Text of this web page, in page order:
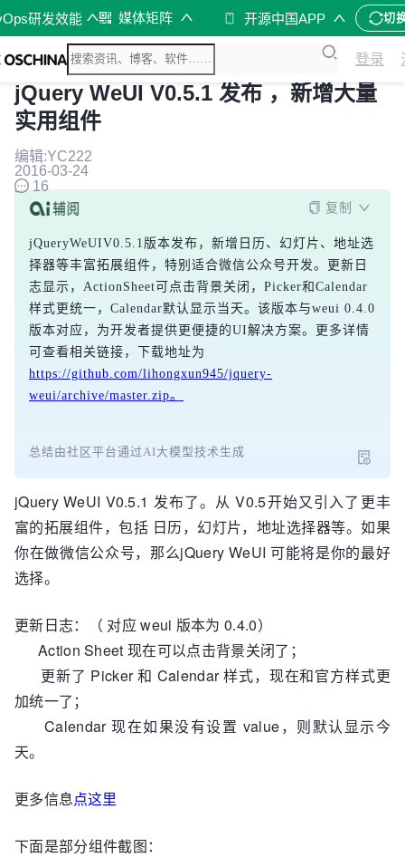
研发效能 媒体矩阵 开源中国APP 切
登录
jQuery WeUI V0.5.1 发布 ，新增大量
实用组件
编辑:YC222
2016-03-24
16
复制
jQueryWeUIV0.5.1版本发布，新增日历、幻灯片、地址选
择器等丰富拓展组件，特别适合微信公众号开发。更新日
志显示，ActionSheet可点击背景关闭，Picker和Calendar
样式更统一，Calendar默认显示当天。该版本与weui 0.4.0
版本对应，为开发者提供更便捷的UI解决方案。更多详情
可查看相关链接，下载地址为
https://github.com/lihongxun945/jquery-
weui/archive/master.zip。
总结由社区平台通过AI大模型技术生成
jQuery WeUI V0.5.1 发布了。从 V0.5开始又引入了更丰
富的拓展组件，包括 日历，幻灯片，地址选择器等。如果
你在做微信公众号，那么jQuery WeUI 可能将是你的最好
选择。
更新日志：（ 对应 weui 版本为 0.4.0）
Action Sheet 现在可以点击背景关闭了；
更新了 Picker 和 Calendar 样式，现在和官方样式更
加统一了；
Calendar 现在如果没有设置 value，则默认显示今
天。
更多信息点这里
下面是部分组件截图：